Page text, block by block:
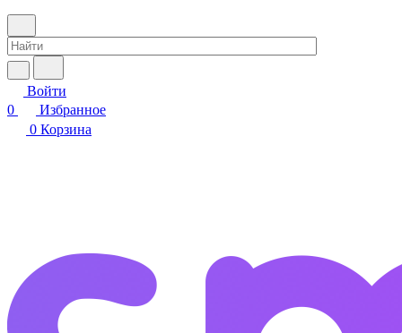
Войти
0
Избранное
0 Корзина